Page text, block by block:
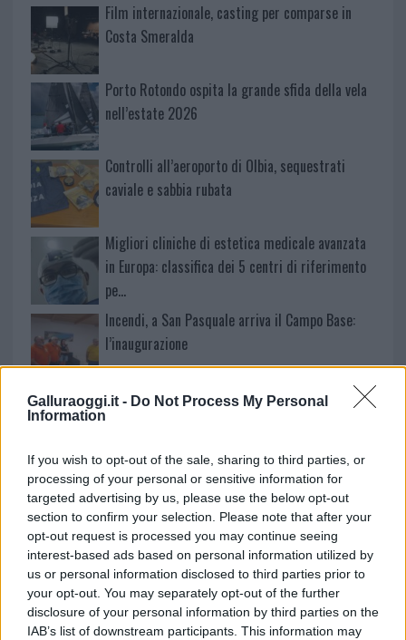
Galluraoggi.it - Do Not Process My Personal
Information
If you wish to opt-out of the sale, sharing to third parties, or
processing of your personal or sensitive information for
targeted advertising by us, please use the below opt-out
section to confirm your selection. Please note that after your
opt-out request is processed you may continue seeing
interest-based ads based on personal information utilized by
us or personal information disclosed to third parties prior to
your opt-out. You may separately opt-out of the further
disclosure of your personal information by third parties on the
IAB’s list of downstream participants. This information may
Film internazionale, casting per comparse in
Costa Smeralda
Porto Rotondo ospita la grande sfida della vela
nell’estate 2026
Controlli all’aeroporto di Olbia, sequestrati
caviale e sabbia rubata
Migliori cliniche di estetica medicale avanzata
in Europa: classifica dei 5 centri di riferimento
pe…
Incendi, a San Pasquale arriva il Campo Base:
l’inaugurazione
Andrea Mura conquista Palau: grande
partecipazione per il suo racconto
Calangianus, allarme sul centro accoglienza
minori, Albieri: “Episodi gravissimi”